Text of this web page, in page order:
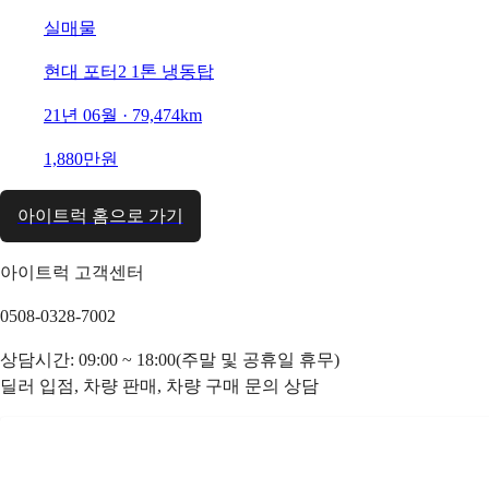
실매물
현대 포터2 1톤 냉동탑
21년 06월 · 79,474km
1,880만원
아이트럭 홈으로 가기
아이트럭 고객센터
0508-0328-7002
상담시간: 09:00 ~ 18:00(주말 및 공휴일 휴무)
딜러 입점, 차량 판매, 차량 구매 문의 상담